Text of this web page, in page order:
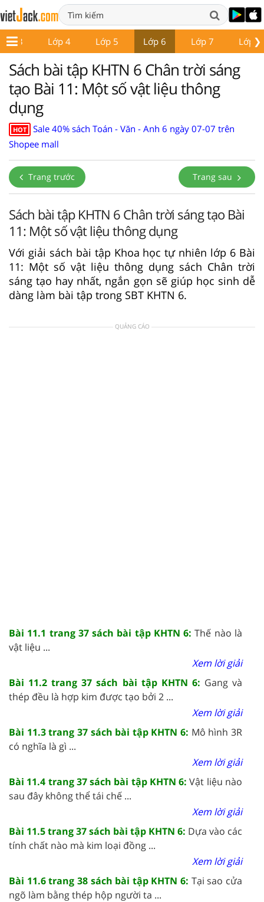
❯
Lớp 3 Lớp 4 Lớp 5 Lớp 6 Lớp 7 Lớp 8
Sách bài tập KHTN 6 Chân trời sáng
tạo Bài 11: Một số vật liệu thông
dụng
HOT
Sale 40% sách Toán - Văn - Anh 6 ngày 07-07 trên
Shopee mall
Trang trước Trang sau
Sách bài tập KHTN 6 Chân trời sáng tạo Bài
11: Một số vật liệu thông dụng
Với giải sách bài tập Khoa học tự nhiên lớp 6 Bài
11: Một số vật liệu thông dụng sách Chân trời
sáng tạo hay nhất, ngắn gọn sẽ giúp học sinh dễ
dàng làm bài tập trong SBT KHTN 6.
QUẢNG CÁO
Bài 11.1 trang 37 sách bài tập KHTN 6:Thế nào là
vật liệu ...
Xem lời giải
Bài 11.2 trang 37 sách bài tập KHTN 6: Gang và
thép đều là hợp kim được tạo bởi 2 ...
Xem lời giải
Bài 11.3 trang 37 sách bài tập KHTN 6: Mô hình 3R
có nghĩa là gì ...
Xem lời giải
Bài 11.4 trang 37 sách bài tập KHTN 6:Vật liệu nào
sau đây không thể tái chế ...
Xem lời giải
Bài 11.5 trang 37 sách bài tập KHTN 6: Dựa vào các
tính chất nào mà kim loại đồng ...
Xem lời giải
Bài 11.6 trang 38 sách bài tập KHTN 6: Tại sao cửa
ngõ làm bằng thép hộp người ta ...